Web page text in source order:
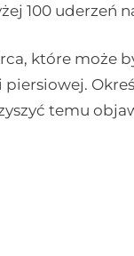
100 uderzeń
które może
temu